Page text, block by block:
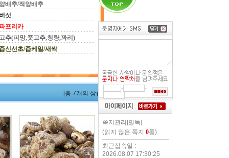
배추/적양배추
섯
프리카
추(피망,풋고추,청량,꽈리)
신선초/즙케일/새싹
[총 7개의 상품]
- -
쪽지관리[필독]
(읽지 않은 쪽지 0통)
최근접속일 :
2026.08.07 17:30:25